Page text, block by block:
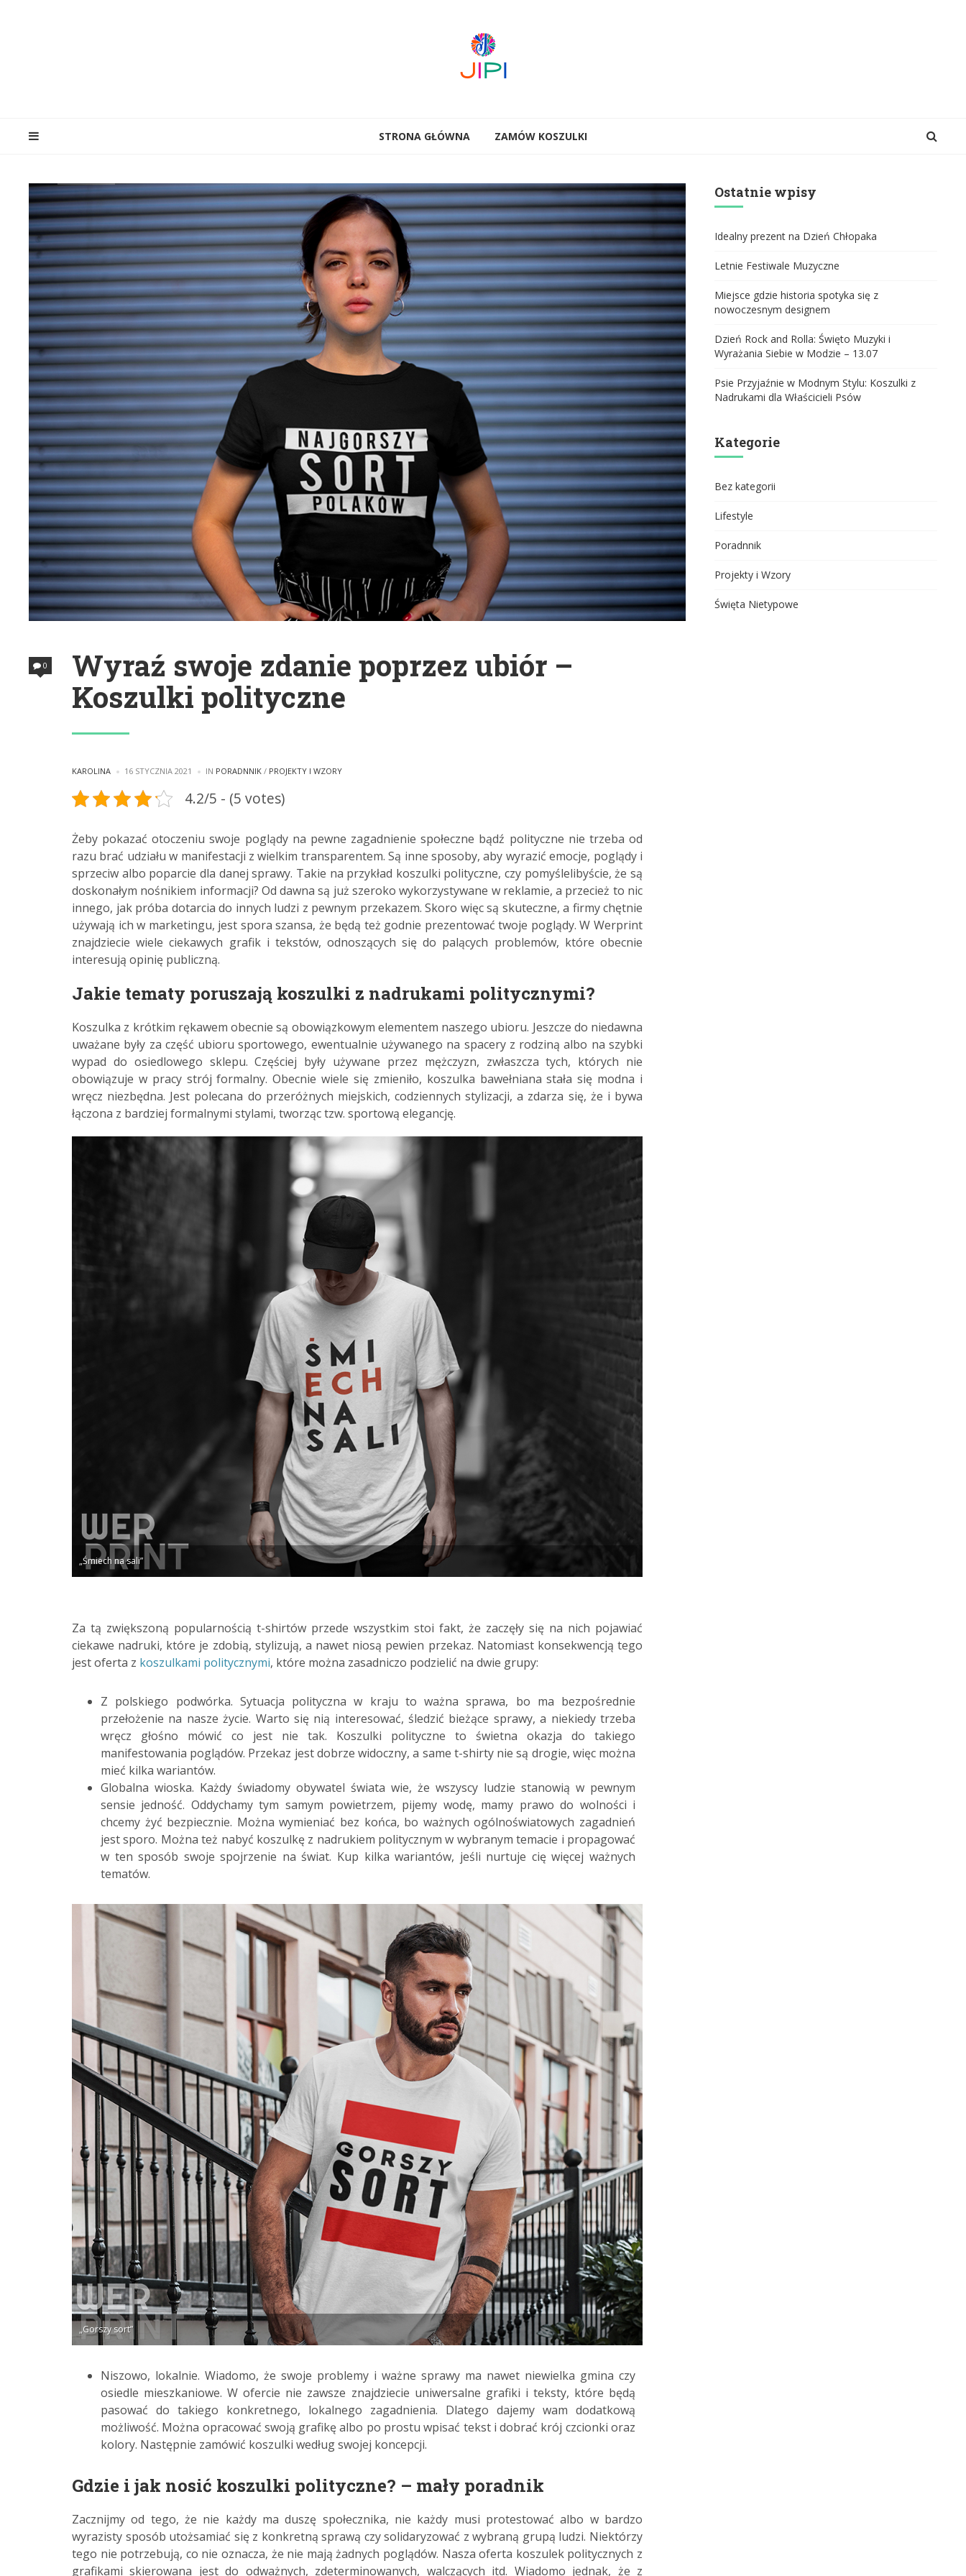
STRONA GŁÓWNA ZAMÓW KOSZULKI
Wyraź swoje zdanie poprzez ubiór –
Koszulki polityczne
POSTED
KAROLINA 16 STYCZNIA 2021 IN POSTED
PORADNNIK / PROJEKTY I WZORY
0
4.2/5 - (5 votes)
Żeby pokazać otoczeniu swoje poglądy na pewne zagadnienie społeczne bądź polityczne nie trzeba od
razu brać udziału w manifestacji z wielkim transparentem. Są inne sposoby, aby wyrazić emocje, poglądy i
sprzeciw albo poparcie dla danej sprawy. Takie na przykład koszulki polityczne, czy pomyślelibyście, że są
doskonałym nośnikiem informacji? Od dawna są już szeroko wykorzystywane w reklamie, a przecież to nic
innego, jak próba dotarcia do innych ludzi z pewnym przekazem. Skoro więc są skuteczne, a firmy chętnie
używają ich w marketingu, jest spora szansa, że będą też godnie prezentować twoje poglądy. W Werprint
znajdziecie wiele ciekawych grafik i tekstów, odnoszących się do palących problemów, które obecnie
interesują opinię publiczną.
Jakie tematy poruszają koszulki z nadrukami politycznymi?
Koszulka z krótkim rękawem obecnie są obowiązkowym elementem naszego ubioru. Jeszcze do niedawna
uważane były za część ubioru sportowego, ewentualnie używanego na spacery z rodziną albo na szybki
wypad do osiedlowego sklepu. Częściej były używane przez mężczyzn, zwłaszcza tych, których nie
obowiązuje w pracy strój formalny. Obecnie wiele się zmieniło, koszulka bawełniana stała się modna i
wręcz niezbędna. Jest polecana do przeróżnych miejskich, codziennych stylizacji, a zdarza się, że i bywa
łączona z bardziej formalnymi stylami, tworząc tzw. sportową elegancję.
„Śmiech na sali”
Za tą zwiększoną popularnością t-shirtów przede wszystkim stoi fakt, że zaczęły się na nich pojawiać
ciekawe nadruki, które je zdobią, stylizują, a nawet niosą pewien przekaz. Natomiast konsekwencją tego
jest oferta z koszulkami politycznymi, które można zasadniczo podzielić na dwie grupy:
Z polskiego podwórka. Sytuacja polityczna w kraju to ważna sprawa, bo ma bezpośrednie
przełożenie na nasze życie. Warto się nią interesować, śledzić bieżące sprawy, a niekiedy trzeba
wręcz głośno mówić co jest nie tak. Koszulki polityczne to świetna okazja do takiego
manifestowania poglądów. Przekaz jest dobrze widoczny, a same t-shirty nie są drogie, więc można
mieć kilka wariantów.
Globalna wioska. Każdy świadomy obywatel świata wie, że wszyscy ludzie stanowią w pewnym
sensie jedność. Oddychamy tym samym powietrzem, pijemy wodę, mamy prawo do wolności i
chcemy żyć bezpiecznie. Można wymieniać bez końca, bo ważnych ogólnoświatowych zagadnień
jest sporo. Można też nabyć koszulkę z nadrukiem politycznym w wybranym temacie i propagować
w ten sposób swoje spojrzenie na świat. Kup kilka wariantów, jeśli nurtuje cię więcej ważnych
tematów.
„Gorszy sort”
Niszowo, lokalnie. Wiadomo, że swoje problemy i ważne sprawy ma nawet niewielka gmina czy
osiedle mieszkaniowe. W ofercie nie zawsze znajdziecie uniwersalne grafiki i teksty, które będą
pasować do takiego konkretnego, lokalnego zagadnienia. Dlatego dajemy wam dodatkową
możliwość. Można opracować swoją grafikę albo po prostu wpisać tekst i dobrać krój czcionki oraz
kolory. Następnie zamówić koszulki według swojej koncepcji.
Gdzie i jak nosić koszulki polityczne? – mały poradnik
Zacznijmy od tego, że nie każdy ma duszę społecznika, nie każdy musi protestować albo w bardzo
wyrazisty sposób utożsamiać się z konkretną sprawą czy solidaryzować z wybraną grupą ludzi. Niektórzy
tego nie potrzebują, co nie oznacza, że nie mają żadnych poglądów. Nasza oferta koszulek politycznych z
grafikami skierowana jest do odważnych, zdeterminowanych, walczących itd. Wiadomo jednak, że z
Ostatnie wpisy
Idealny prezent na Dzień Chłopaka
Letnie Festiwale Muzyczne
Miejsce gdzie historia spotyka się z
nowoczesnym designem
Dzień Rock and Rolla: Święto Muzyki i
Wyrażania Siebie w Modzie – 13.07
Psie Przyjaźnie w Modnym Stylu: Koszulki z
Nadrukami dla Właścicieli Psów
Kategorie
Bez kategorii
Lifestyle
Poradnnik
Projekty i Wzory
Święta Nietypowe